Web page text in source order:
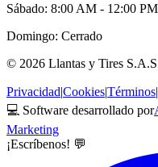
Sábado: 8:00 AM - 12:00 PM
Domingo: Cerrado
© 2026 Llantas y Tires
Privacidad|Cookies|Términos|
💻 Software desarrollado por
Marketing
¡Escríbenos! 💬